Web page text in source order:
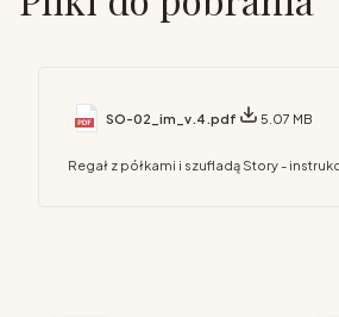
SO-02_im_v.4.pdf 5.07 MB
Regał z półkami i szufladą Story -